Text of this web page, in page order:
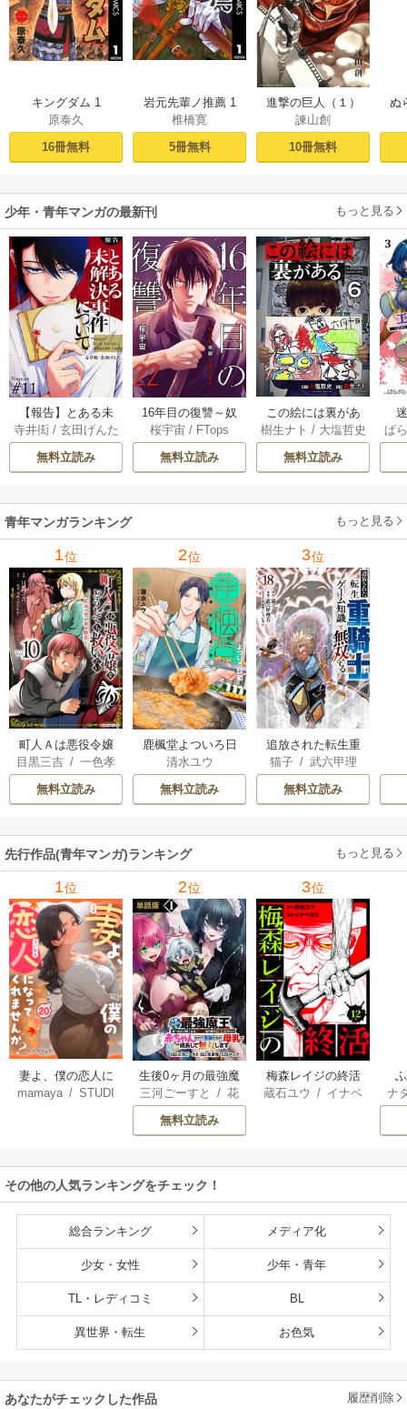
キングダム 1
原泰久
16冊無料
岩元先輩ノ推薦 1
椎橋寛
5冊無料
進撃の巨人（１）
諫山創
10冊無料
ぬ
少年・青年マンガの最新刊 もっと見る
【報告】とある未
解決事件について 1
1巻
寺井衒/ 玄田げんた
無料立読み
16年目の復讐～奴
らを地獄に送るま
で 22巻
桜宇宙 / FTops
無料立読み
この絵には裏があ
る 6巻
樹生ナト / 大塩哲史
無料立読み
ぱ
青年マンガランキング もっと見る
1位
町人Ａは悪役令嬢
をどうしても救い
たい ～どぶと空
と氷の姫君～
目黒三吉 /一色孝
太郎 / Parum
無料立読み
2位
鹿楓堂よついろ日
和
清水ユウ
無料立読み
3位
追放された転生重
騎士はゲーム知識
で無双する
猫子/ 武六甲理
じゃいあん
無料立読み
先行作品(青年マンガ)ランキング もっと見る
1位
妻よ、僕の恋人に
なってくれません
mamaya /STUDI
2位
生後0ヶ月の最強魔
王 食べるだけ強
くなるチート能力
持ち転生者だけど
雄たちの母乳で成
長して無双します
三河ごーすと /花
房雪/マップ
無料立読み
3位
梅森レイジの終活
蔵石ユウ / イナベ
ナ
核
その他の人気ランキングをチェック！
総合ランキング メディア化
少女・女性 少年・青年
TL・レディコミ BL
異世界・転生 お色気
あなたがチェックした作品 履歴削除